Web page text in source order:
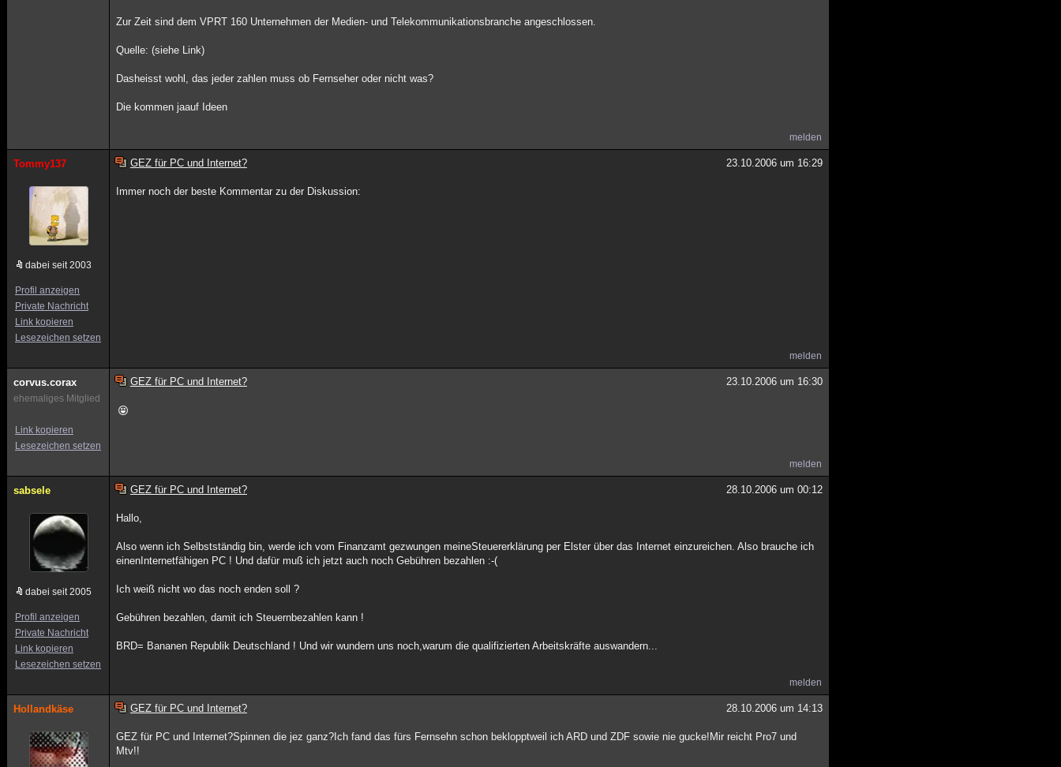
Zur Zeit sind dem VPRT 160 Unternehmen der Medien- und Telekommunikationsbranche angeschlossen.
Quelle: (siehe Link)
Dasheisst wohl, das jeder zahlen muss ob Fernseher oder nicht was?
Die kommen jaauf Ideen
melden
Tommy137
dabei seit 2003
Profil anzeigen
Private Nachricht
Link kopieren
Lesezeichen setzen
GEZ für PC und Internet? 23.10.2006 um 16:29
Immer noch der beste Kommentar zu der Diskussion:
melden
corvus.corax
ehemaliges Mitglied
Link kopieren
Lesezeichen setzen
GEZ für PC und Internet? 23.10.2006 um 16:30
melden
sabsele
dabei seit 2005
Profil anzeigen
Private Nachricht
Link kopieren
Lesezeichen setzen
GEZ für PC und Internet? 28.10.2006 um 00:12
Hallo,
Also wenn ich Selbstständig bin, werde ich vom Finanzamt gezwungen meineSteuererklärung per Elster über das Internet einzureichen. Also brauche ich
einenInternetfähigen PC ! Und dafür muß ich jetzt auch noch Gebühren bezahlen :-(
Ich weiß nicht wo das noch enden soll ?
Gebühren bezahlen, damit ich Steuernbezahlen kann !
BRD= Bananen Republik Deutschland ! Und wir wundern uns noch,warum die qualifizierten Arbeitskräfte auswandern...
melden
Hollandkäse GEZ für PC und Internet? 28.10.2006 um 14:13
GEZ für PC und Internet?Spinnen die jez ganz?Ich fand das fürs Fernsehn schon beklopptweil ich ARD und ZDF sowie nie gucke!Mir reicht Pro7 und
Mtv!!